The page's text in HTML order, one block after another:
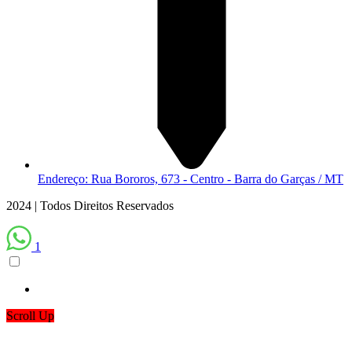
Endereço: Rua Bororos, 673 - Centro - Barra do Garças / MT
2024 | Todos Direitos Reservados
1
Scroll Up